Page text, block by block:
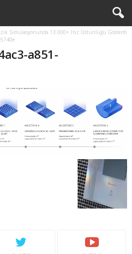
Simülasyonunda 13.000× Hız Üstünlüğü Gösterdi
a851-